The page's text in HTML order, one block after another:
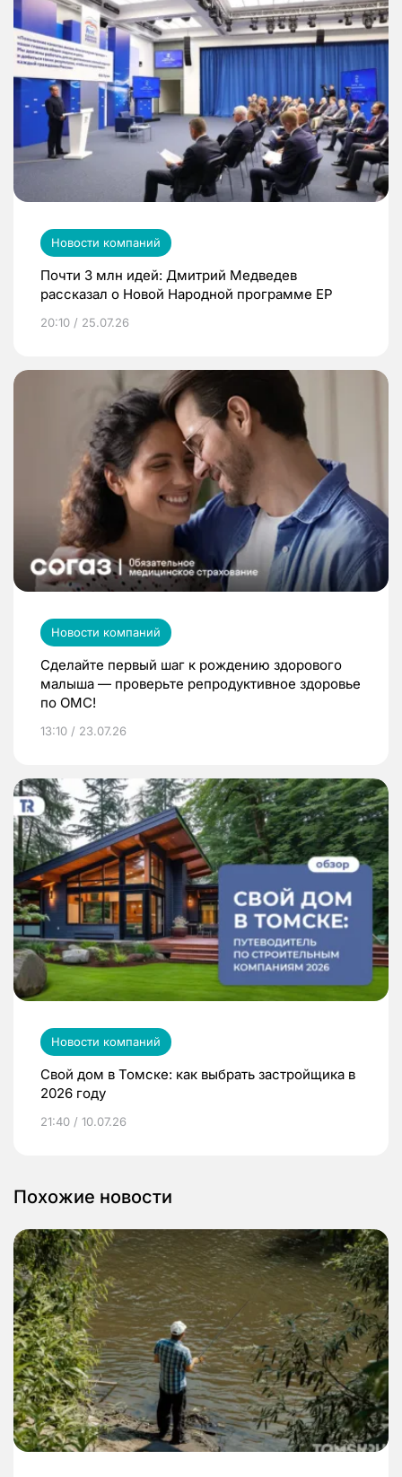
Новости компаний
Почти 3 млн идей: Дмитрий Медведев
рассказал о Новой Народной программе ЕР
20:10 / 25.07.26
Новости компаний
Сделайте первый шаг к рождению здорового
малыша — проверьте репродуктивное здоровье
по ОМС!
13:10 / 23.07.26
Новости компаний
Свой дом в Томске: как выбрать застройщика в
2026 году
21:40 / 10.07.26
Похожие новости